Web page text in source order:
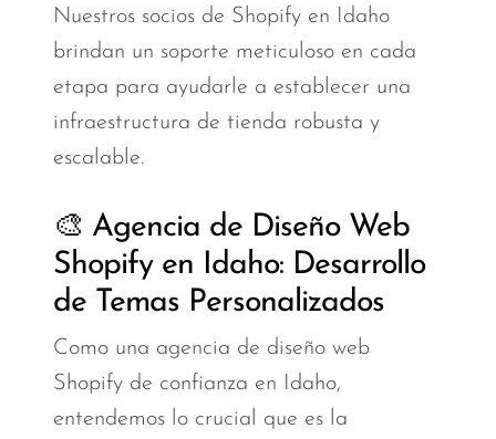
Nuestros socios de Shopify en Idaho
brindan un soporte meticuloso en cada
etapa para ayudarle a establecer una
infraestructura de tienda robusta y
escalable.
🎨 Agencia de Diseño Web
Shopify en Idaho: Desarrollo
de Temas Personalizados
Como una agencia de diseño web
Shopify de confianza en Idaho,
entendemos lo crucial que es la